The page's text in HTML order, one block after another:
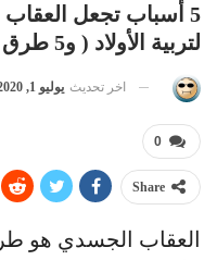
5 أسباب تجعل
لتربية الأولاد ( و5 طرق تنجح أفضل من العقاب ) -2-
اخر تحديث يوليو 1, 2020
0
Share
العقاب الجسدي هو